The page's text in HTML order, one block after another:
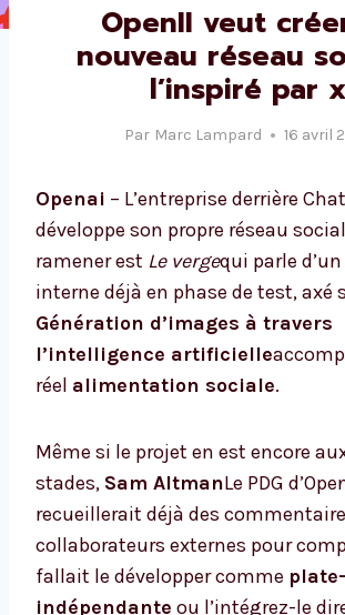
OpenII veut
nouveau réseau
l’inspiré par x
Par Marc Lampard 16 avril
Openai – L’entreprise derrière
développe son propre réseau social
ramener est Le vergequi parle
interne déjà en phase de test, axé
Génération d’images à travers
l’intelligence artificielle
réel alimentation sociale.
Même si le projet en est encore
stades, Sam AltmanLe PDG
recueillerait déjà des
collaborateurs externes pour
fallait le développer comme
indépendante ou l’intégrez-le